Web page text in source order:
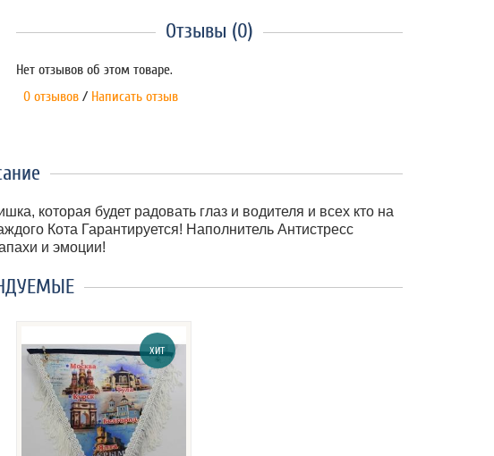
Отзывы (0)
Нет отзывов об этом товаре.
0 отзывов / Написать отзыв
которая будет радовать глаз и водителя и всех кто на
Кота Гарантируется! Наполнитель Антистресс
и эмоции!
ХИТ